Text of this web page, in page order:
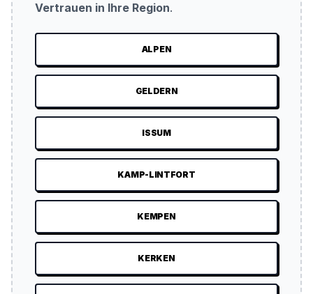
Vertrauen in Ihre Region.
ALPEN
GELDERN
ISSUM
KAMP-LINTFORT
KEMPEN
KERKEN